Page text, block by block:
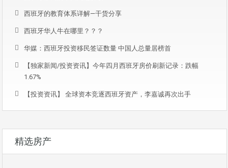
西班牙的教育体系详解—干货分享
西班牙华人牛在哪里？？？
华媒：西班牙投资移民签证数量 中国人总量居榜首
【独家新闻/投资资讯】今年四月西班牙房价刷新记录：跌幅
1.67%
【投资资讯】 全球资本竞逐西班牙资产，李嘉诚再次出手
精选房产